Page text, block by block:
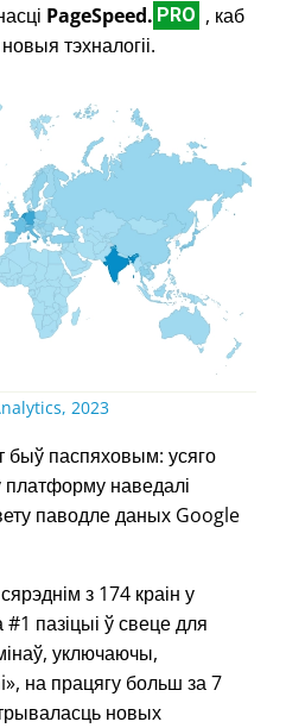
PageSpeed. PRO , каб
тэхналогіі.
2023
быў паспяховым: усяго
платформу наведалі
паводле даных Google
з 174 краін у
пазіцыі ў свеце для
уключаючы,
, на працягу больш за 7
новых